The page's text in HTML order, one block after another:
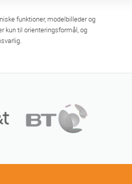
funktioner, modelbilleder og
kun til orienteringsformål, og